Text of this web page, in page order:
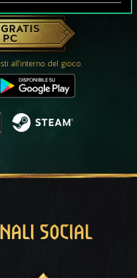
A GWENT?
all'interno del gioco.
SOCIAL